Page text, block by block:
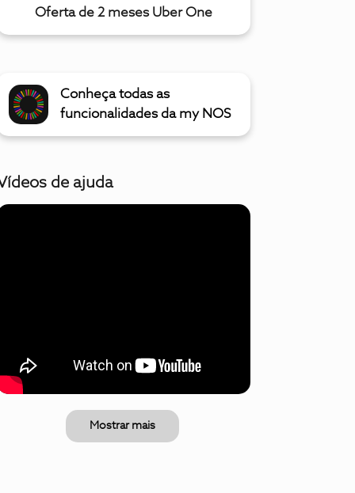
Oferta de 2 meses Uber One
Conheça todas as
funcionalidades da my NOS
de ajuda
Mostrar mais